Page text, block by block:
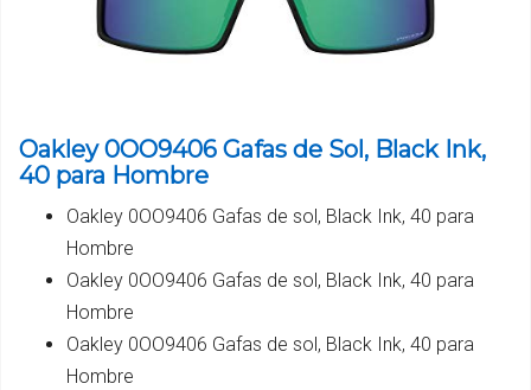
Oakley 0OO9406 Gafas de Sol, Black Ink,
40 para Hombre
Oakley 0OO9406 Gafas de sol, Black Ink, 40 para
Hombre
Oakley 0OO9406 Gafas de sol, Black Ink, 40 para
Hombre
Oakley 0OO9406 Gafas de sol, Black Ink, 40 para
Hombre